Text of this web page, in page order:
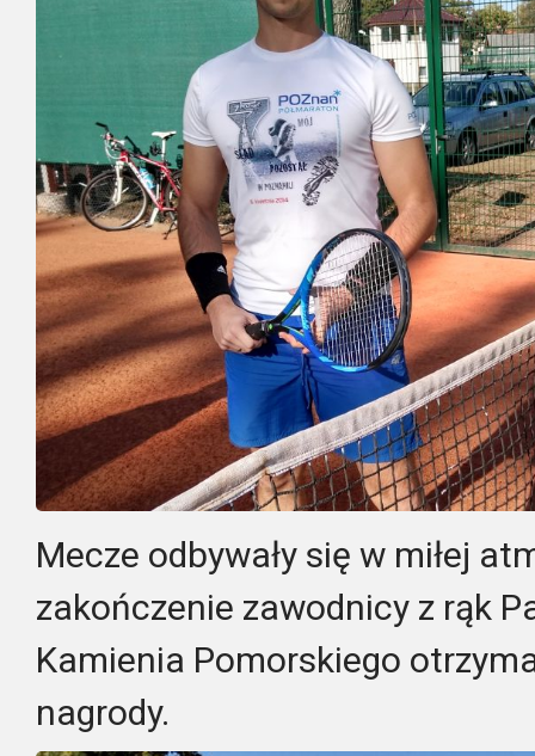
Mecze odbywały się w miłej
zakończenie zawodnicy z rąk
Kamienia Pomorskiego
nagrody.